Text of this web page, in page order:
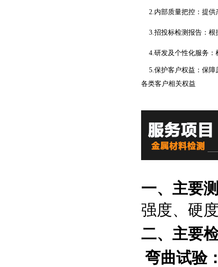
2.内部质量把控：提供
3.招投标检测报告：根
4.研发及个性化服务：
5.保护客户权益：保障
各类客户相关权益
一、主要
强度、硬
二、主要
弯曲试验